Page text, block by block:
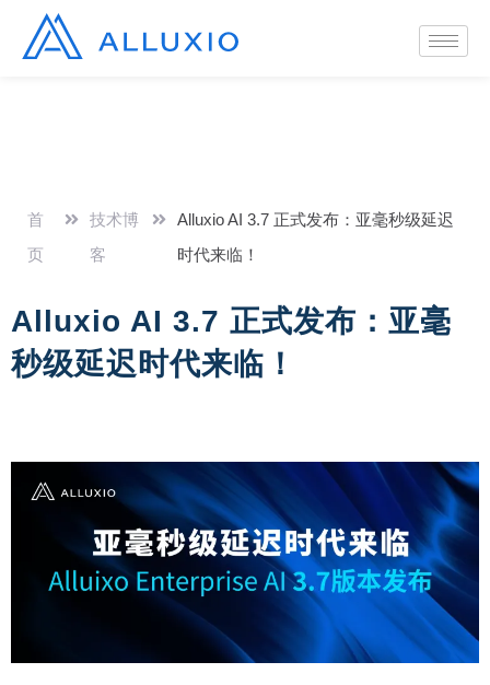
首
页
技术博
客
Alluxio AI 3.7 正式发布：亚毫秒级延迟
时代来临！
Alluxio AI 3.7 正式发布：亚毫
秒级延迟时代来临！